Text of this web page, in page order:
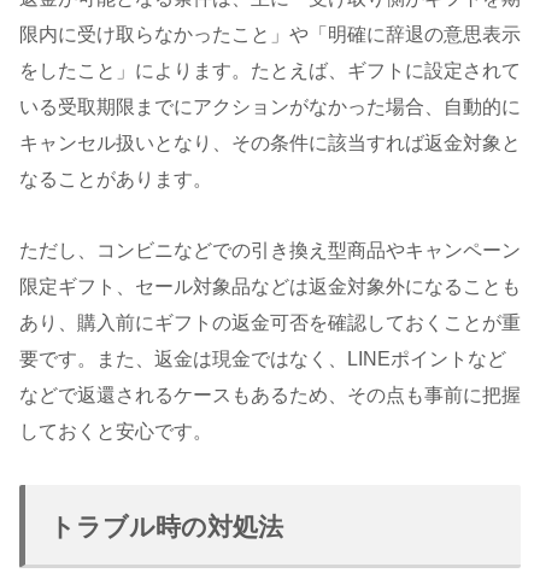
限内に受け取らなかったこと」や「明確に辞退の意思表示
をしたこと」によります。たとえば、ギフトに設定されて
いる受取期限までにアクションがなかった場合、自動的に
キャンセル扱いとなり、その条件に該当すれば返金対象と
なることがあります。
ただし、コンビニなどでの引き換え型商品やキャンペーン
限定ギフト、セール対象品などは返金対象外になることも
あり、購入前にギフトの返金可否を確認しておくことが重
要です。また、返金は現金ではなく、LINEポイントなど
などで返還されるケースもあるため、その点も事前に把握
しておくと安心です。
トラブル時の対処法